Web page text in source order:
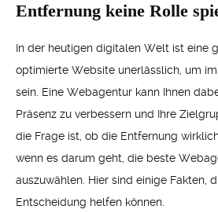
Entfernung keine Rolle
In der heutigen digitalen Welt ist eine
optimierte Website unerlässlich, um
sein. Eine Webagentur kann Ihnen
Präsenz zu verbessern und Ihre
die Frage ist, ob die Entfernung
wenn es darum geht, die beste
auszuwählen. Hier sind einige Fakten,
Entscheidung helfen können.